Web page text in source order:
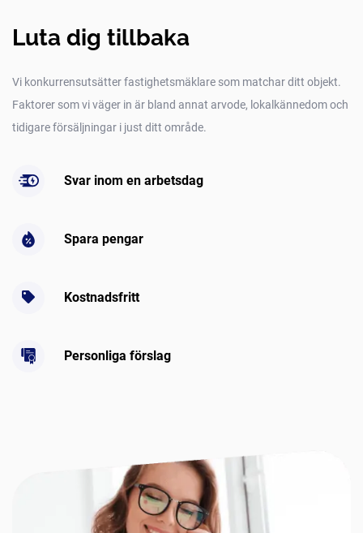
Luta dig tillbaka
Vi konkurrensutsätter fastighetsmäklare som matchar ditt objekt.
Faktorer som vi väger in är bland annat arvode, lokalkännedom och
tidigare försäljningar i just ditt område.
Svar inom en arbetsdag
Spara pengar
Kostnadsfritt
Personliga förslag